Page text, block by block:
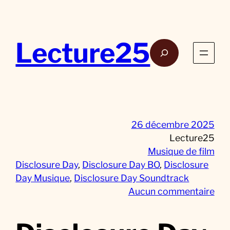
Lecture25Rech
26 décembre 2025
Lecture25
Musique de film
Disclosure Day, Disclosure Day BO, Disclosure
Day Musique, Disclosure Day Soundtrack
Aucun commentaires